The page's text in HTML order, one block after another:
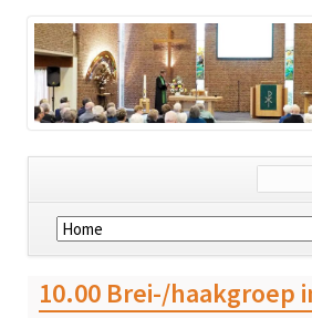
Navigatie
overslaan
10.00 Brei-/haakgroep